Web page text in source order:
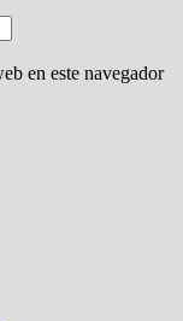
en este navegador